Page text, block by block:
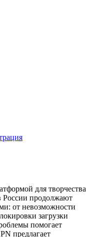
для творчества
России продолжают
от невозможности
загрузки
помогает
предлагает